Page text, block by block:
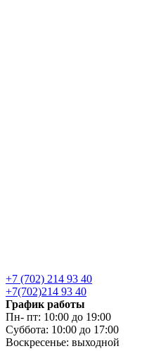
+7 (702) 214 93 40
+7(702)214 93 40
График работы
Пн- пт: 10:00 до 19:00
Суббота: 10:00 до 17:00
Воскресенье: выходной